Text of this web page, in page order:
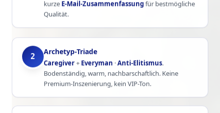
kurze E-Mail-Zusammenfassungfür bestmögliche
Qualität.
2
Archetyp-Triade
Caregiver+ Everyman · Anti-Elitismus
Bodenständig, warm, nachbarschaftlich. Keine
Premium-Inszenierung, kein VIP-Ton.